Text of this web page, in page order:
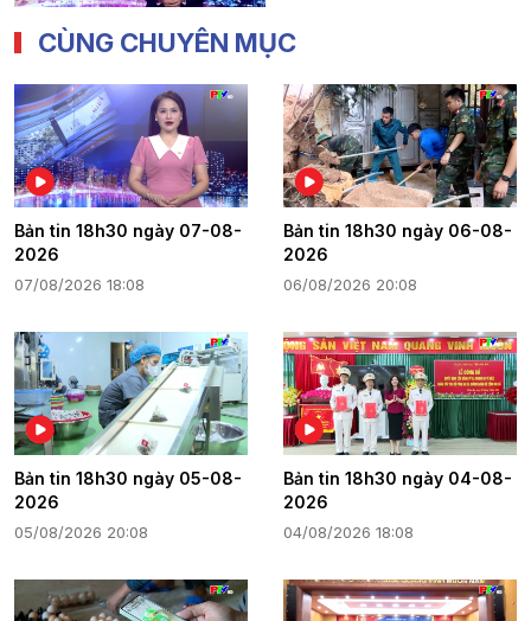
CÙNG CHUYÊN MỤC
Bản tin 18h30 ngày 07-08-
2026
07/08/2026 18:08
Bản tin 18h30 ngày 06-08-
2026
06/08/2026 20:08
Bản tin 18h30 ngày 05-08-
2026
05/08/2026 20:08
Bản tin 18h30 ngày 04-08-
2026
04/08/2026 18:08